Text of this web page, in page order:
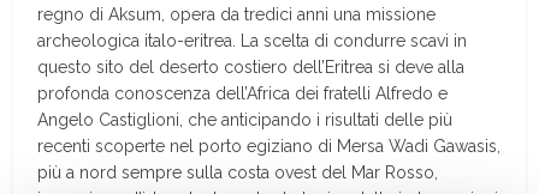
regno di Aksum, opera da tredici anni una missione
archeologica italo-eritrea. La scelta di condurre scavi in
questo sito del deserto costiero dell’Eritrea si deve alla
profonda conoscenza dell’Africa dei fratelli Alfredo e
Angelo Castiglioni, che anticipando i risultati delle più
recenti scoperte nel porto egiziano di Mersa Wadi Gawasis,
più a nord sempre sulla costa ovest del Mar Rosso,